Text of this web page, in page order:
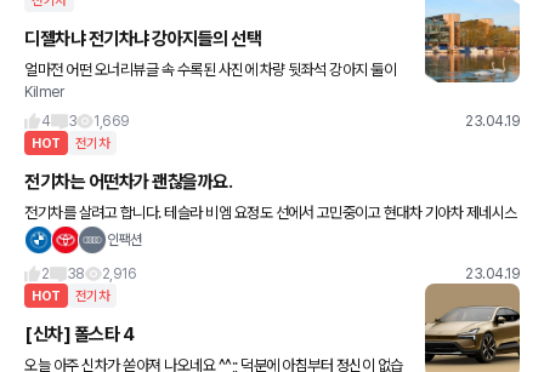
디젤차냐 전기차냐 강아지들의 선택
얼마전 어떤 오너리뷰글 속 수록된 사진에 차량 뒷좌석 강아지 둘이
있었고 조수석에 우유가 뿌려져 있는 사진이 있었습니다. 오너님께서
댓글로 말씀하시기를, 댕댕이들이 가만히 안있어서 그랬다고 하셨습
니
Kilmer
4
3 1,669 23.04.19
HOT 전기차
전기차는 어떤차가 괜찮을까요.
전기차를 살려고 합니다. 테슬라 비엠 요정도 선에서 고민중이고 현대차 기아차 제네시스
능 안좋은 뉴스도 많고 옵션 장난도 심해서 굳이 비슷한 돈주고는 사고싶지는 않아 이렇게
인팩션
2
38 2,916 23.04.19
HOT 전기차
[신차] 폴스타 4
오늘 아주 신차가 쏟아져 나오네요 ^^;; 덕분에 아침부터 정신이 없습